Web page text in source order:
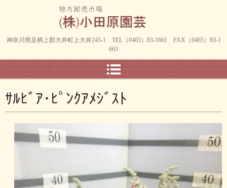
神奈川県足柄上郡大井町上大井245-1 TEL（0465）83-1661 FAX（0465）83-1
663
ｻﾙﾋﾞｱ･ﾋﾟﾝｸｱﾒｼﾞｽﾄ